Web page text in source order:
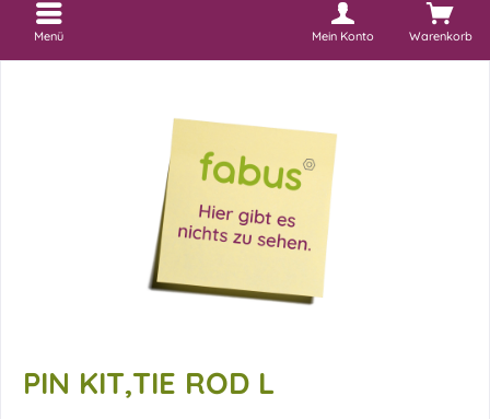
Warenkorb
Mein Konto
Menü
PIN KIT,TIE ROD L